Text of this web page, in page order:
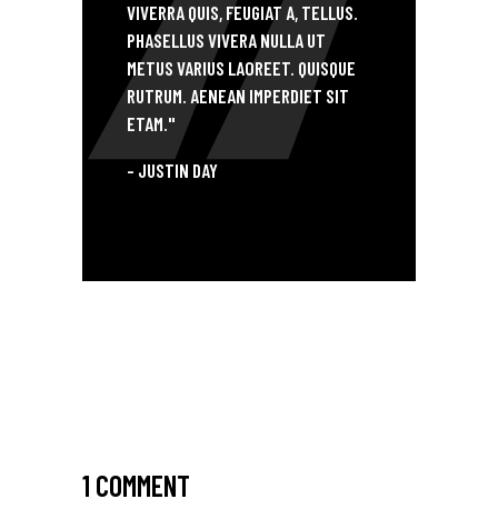
VIVERRA QUIS, FEUGIAT A, TELLUS.
PHASELLUS VIVERA NULLA UT
METUS VARIUS LAOREET. QUISQUE
RUTRUM. AENEAN IMPERDIET SIT
ETAM."
- JUSTIN DAY
1 COMMENT